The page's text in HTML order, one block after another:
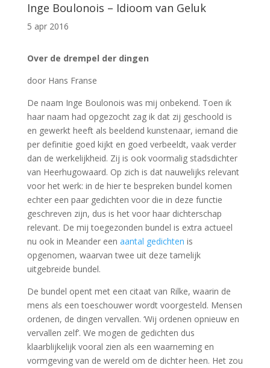
Inge Boulonois – Idioom van Geluk
5 apr 2016
Over de drempel der dingen
door Hans Franse
De naam Inge Boulonois was mij onbekend. Toen ik
haar naam had opgezocht zag ik dat zij geschoold is
en gewerkt heeft als beeldend kunstenaar, iemand die
per definitie goed kijkt en goed verbeeldt, vaak verder
dan de werkelijkheid. Zij is ook voormalig stadsdichter
van Heerhugowaard. Op zich is dat nauwelijks relevant
voor het werk: in de hier te bespreken bundel komen
echter een paar gedichten voor die in deze functie
geschreven zijn, dus is het voor haar dichterschap
relevant. De mij toegezonden bundel is extra actueel
nu ook in Meander een aantal gedichten is
opgenomen, waarvan twee uit deze tamelijk
uitgebreide bundel.
De bundel opent met een citaat van Rilke, waarin de
mens als een toeschouwer wordt voorgesteld. Mensen
ordenen, de dingen vervallen. ‘Wij ordenen opnieuw en
vervallen zelf’. We mogen de gedichten dus
klaarblijkelijk vooral zien als een waarneming en
vormgeving van de wereld om de dichter heen. Het zou